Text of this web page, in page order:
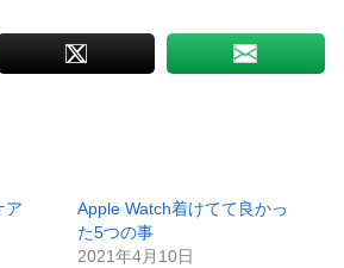
ア
Apple Watch着けてて良かっ
た5つの事
2021年4月10日